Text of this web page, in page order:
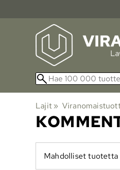
Lajit‪»
Mahdolliset tuotetta